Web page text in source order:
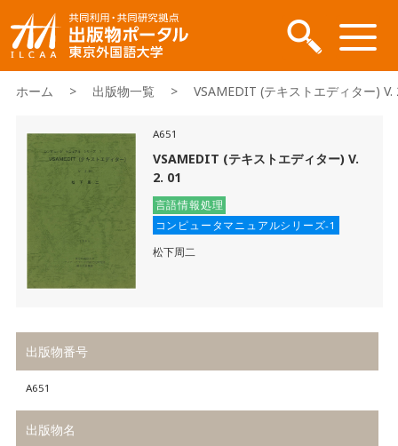
ホーム > 出版物一覧 > VSAMEDIT (テキストエディター) V.
A651
VSAMEDIT (テキストエディター) V.
2. 01
言語情報処理
コンピュータマニュアルシリーズ-1
松下周二
出版物番号
A651
出版物名